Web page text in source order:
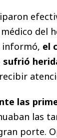
del
informó, el
las
las
porte.